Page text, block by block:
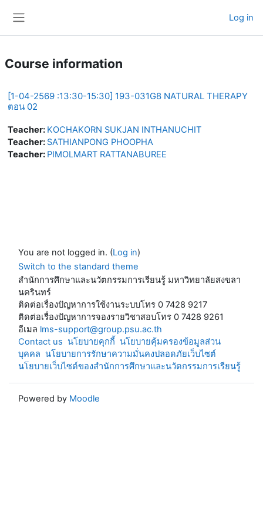
Log in
Course information
[1-04-2569 :13:30-15:30] 193-031G8 NATURAL THERAPY
ตอน 02
Teacher: KOCHAKORN SUKJAN INTHANUCHIT
Teacher: SATHIANPONG PHOOPHA
Teacher: PIMOLMART RATTANABUREE
You are not logged in. (Log in)
Switch to the standard theme
สำนักการศึกษาและนวัตกรรมการเรียนรู้ มหาวิทยาลัยสงขลา
นครินทร์
ติดต่อเรื่องปัญหาการใช้งานระบบโทร 0 7428 9217
ติดต่อเรื่องปัญหาการจองรายวิชาสอบโทร 0 7428 9261
อีเมล lms-support@group.psu.ac.th
Contact us นโยบายคุกกี้ นโยบายคุ้มครองข้อมูลส่วน
บุคคล นโยบายการรักษาความมั่นคงปลอดภัยเว็บไซต์
นโยบายเว็บไซต์ของสำนักการศึกษาและนวัตกรรมการเรียนรู้
Powered by Moodle